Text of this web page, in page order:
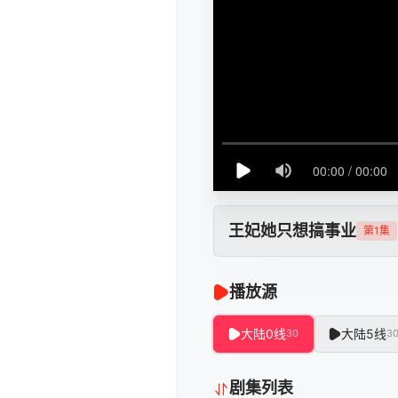
王妃她只想搞事业 第1集
播放源
大陆0线30 大陆5线30
剧集列表